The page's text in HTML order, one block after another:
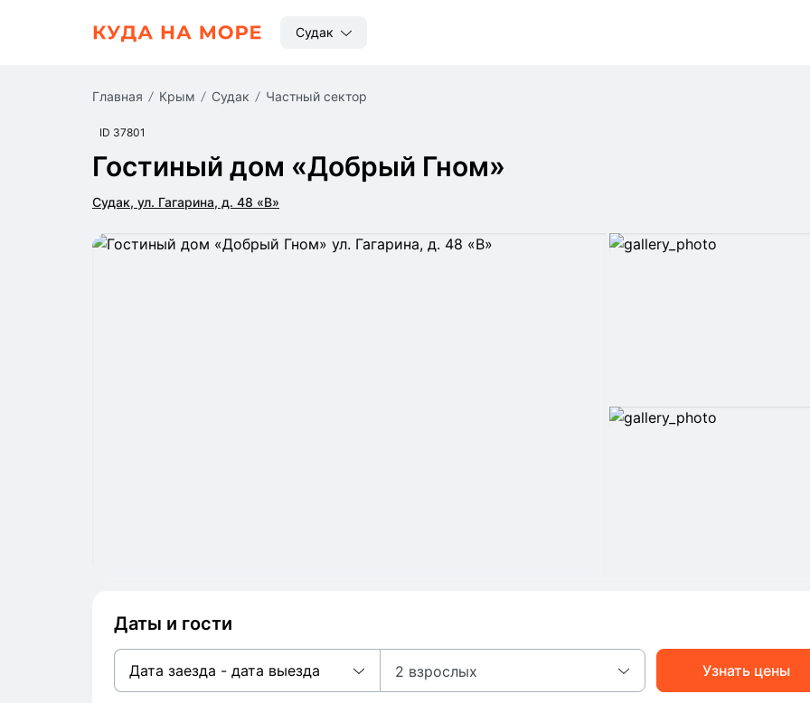
Судак
Главная Крым Судак частный сектор
ID 37801
Гостиный дом «Добрый Гном»
Судак, ул. Гагарина, д. 48 «В»
Даты и гости
Дата заезда - дата выезда 2 взрослых Узнать цены